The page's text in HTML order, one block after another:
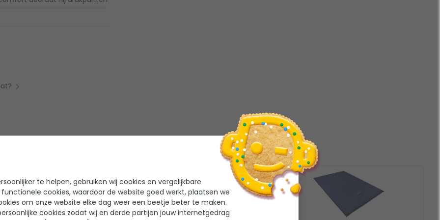
van 10 cm zorgt ervoor dat
van een goede nachtrust!
wel erg vlug door de
hem ook makkelijk op.
te helpen, gebruiken wij cookies en vergelijkbare
cookies, waardoor de website goed werkt, plaatsen we
om onze website elke dag weer een beetje beter te maken.
cookies zodat wij en derde partijen jouw internetgedrag